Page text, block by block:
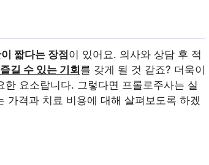
짧다는 장점이 있어요. 의사와 상담 후 적
길 수 있는 기회 를 갖게 될 것 같죠? 더욱이
요소랍니다. 그렇다면 프롤로주사는 실
가격과 치료 비용에 대해 살펴보도록 하겠